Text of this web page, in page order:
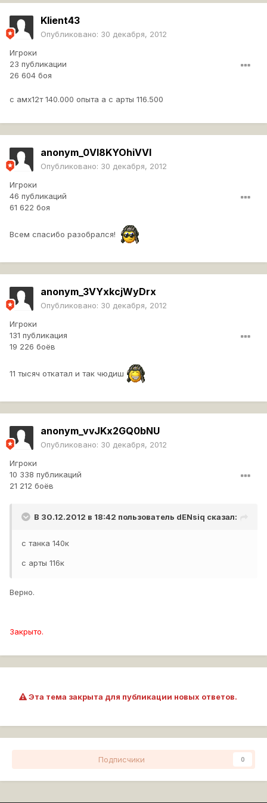
Klient43
Опубликовано: 30 декабря, 2012
Игроки
23 публикации
26 604 боя
с амх12т 140.000 опыта а с арты 116.500
anonym_0Vl8KYOhiVVI
Опубликовано: 30 декабря, 2012
Игроки
46 публикаций
61 622 боя
Всем спасибо разобрался!
anonym_3VYxkcjWyDrx
Опубликовано: 30 декабря, 2012
Игроки
131 публикация
19 226 боёв
11 тысяч откатал и так чюдиш
anonym_vvJKx2GQ0bNU
Опубликовано: 30 декабря, 2012
Игроки
10 338 публикаций
21 212 боёв
В 30.12.2012 в 18:42 пользователь dENsiq сказал:
с танка 140к
с арты 116к
Верно.
Закрыто.
Эта тема закрыта для публикации новых ответов.
Подписчики 0